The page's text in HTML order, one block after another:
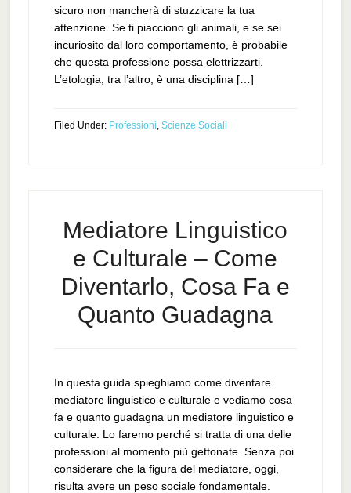
sicuro non mancherà di stuzzicare la tua
attenzione. Se ti piacciono gli animali, e se sei
incuriosito dal loro comportamento, è probabile
che questa professione possa elettrizzarti.
L’etologia, tra l’altro, è una disciplina […]
Filed Under: Professioni, Scienze Sociali
Mediatore Linguistico
e Culturale – Come
Diventarlo, Cosa Fa e
Quanto Guadagna
In questa guida spieghiamo come diventare
mediatore linguistico e culturale e vediamo cosa
fa e quanto guadagna un mediatore linguistico e
culturale. Lo faremo perché si tratta di una delle
professioni al momento più gettonate. Senza poi
considerare che la figura del mediatore, oggi,
risulta avere un peso sociale fondamentale.